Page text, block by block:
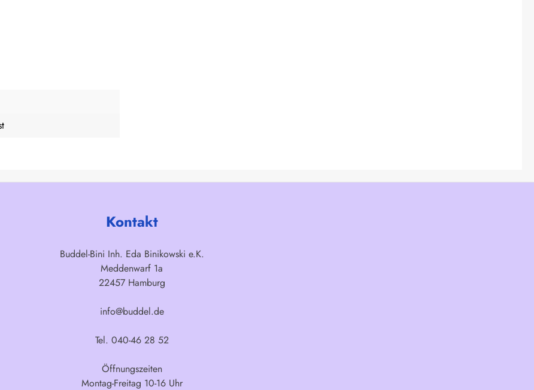
Kontakt
Buddel-Bini Inh. Eda Binikowski e.K.
Meddenwarf 1a
22457 Hamburg
info@buddel.de
Tel. 040-46 28 52
Öffnungszeiten
Montag-Freitag 10-16 Uhr